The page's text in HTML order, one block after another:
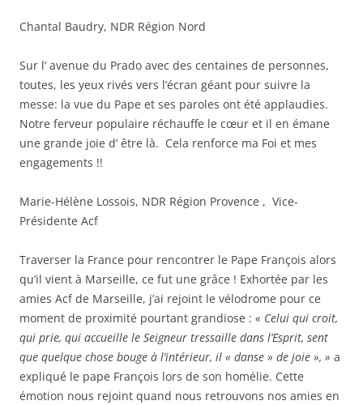
Chantal Baudry, NDR Région Nord
Sur l’ avenue du Prado avec des centaines de personnes,
toutes, les yeux rivés vers l’écran géant pour suivre la
messe: la vue du Pape et ses paroles ont été applaudies.
Notre ferveur populaire réchauffe le cœur et il en émane
une grande joie d’ être là. Cela renforce ma Foi et mes
engagements !!
Marie-Hélène Lossois, NDR Région Provence , Vice-
Présidente Acf
Traverser la France pour rencontrer le Pape François alors
qu’il vient à Marseille, ce fut une grâce ! Exhortée par les
amies Acf de Marseille, j’ai rejoint le vélodrome pour ce
moment de proximité pourtant grandiose : « Celui qui croit,
qui prie, qui accueille le Seigneur tressaille dans l’Esprit, sent
que quelque chose bouge à l’intérieur, il « danse » de joie », » a
expliqué le pape François lors de son homélie. Cette
émotion nous rejoint quand nous retrouvons nos amies en